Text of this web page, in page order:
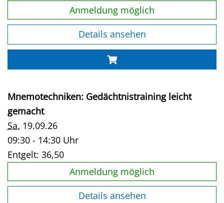
Anmeldung möglich
Details ansehen
Mnemotechniken: Gedächtnistraining leicht
gemacht
Sa. 19.09.26
09:30 - 14:30 Uhr
Entgelt: 36,50
Anmeldung möglich
Details ansehen